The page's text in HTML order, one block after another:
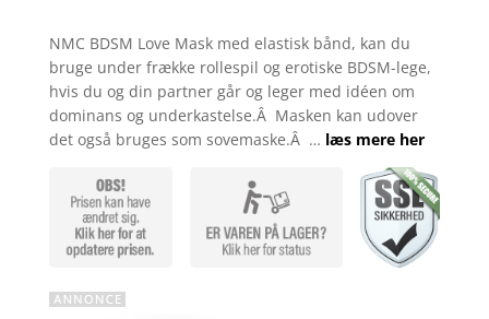
ud af 5
baseret på
kundebedø
mmelser
NMC BDSM Love Mask med elastisk bånd, kan du
bruge under frække rollespil og erotiske BDSM-lege,
hvis du og din partner går og leger med idéen om
dominans og underkastelse.Â Masken kan udover
det også bruges som sovemaske.Â … læs mere her